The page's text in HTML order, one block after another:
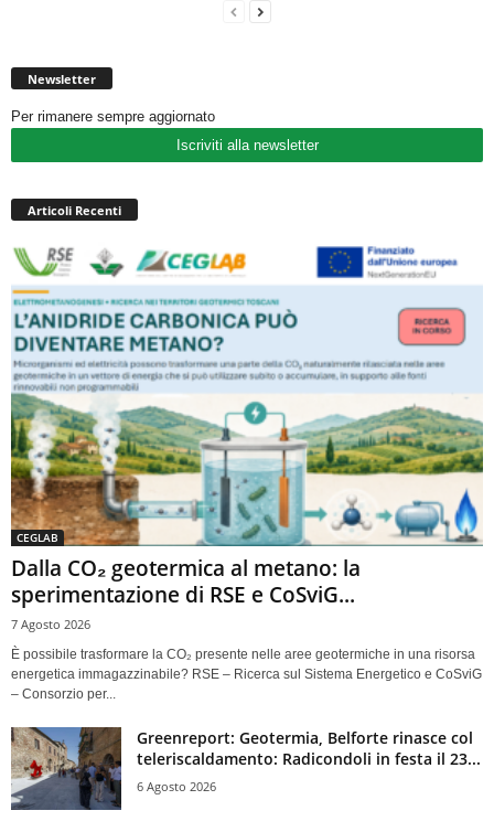
Newsletter
Per rimanere sempre aggiornato
Iscriviti alla newsletter
Articoli Recenti
CEGLAB
Dalla CO₂ geotermica al metano: la
sperimentazione di RSE e CoSviG...
7 Agosto 2026
È possibile trasformare la CO₂ presente nelle aree geotermiche in una risorsa
energetica immagazzinabile? RSE – Ricerca sul Sistema Energetico e CoSviG
– Consorzio per...
Greenreport: Geotermia, Belforte rinasce col
teleriscaldamento: Radicondoli in festa il 23...
6 Agosto 2026